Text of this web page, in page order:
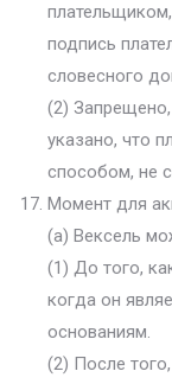
подпись
словесного
(2)
указано, что
способом, не
Момент для
(а) Вексель
(1) До того,
когда он
основаниям.
(2) После